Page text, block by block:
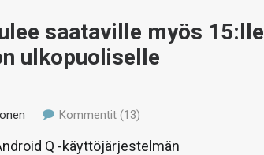
saataville myös 15:lle
ulkopuoliselle
Kommentit (13)
Q -käyttöjärjestelmän